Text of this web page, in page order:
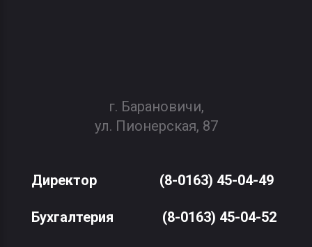
г. Барановичи,
ул. Пионерская, 87
Директор (8-0163) 45-04-49
Бухгалтерия (8-0163) 45-04-52